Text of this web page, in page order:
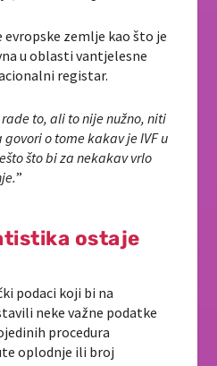
evropske zemlje kao što je
u oblasti vantjelesne
registar.
to, ali to nije nužno, niti
o tome kakav je IVF u
što bi za nekakav vrlo
”
ostaje
podaci koji bi na
neke važne podatke
procedura
oplodnje ili broj